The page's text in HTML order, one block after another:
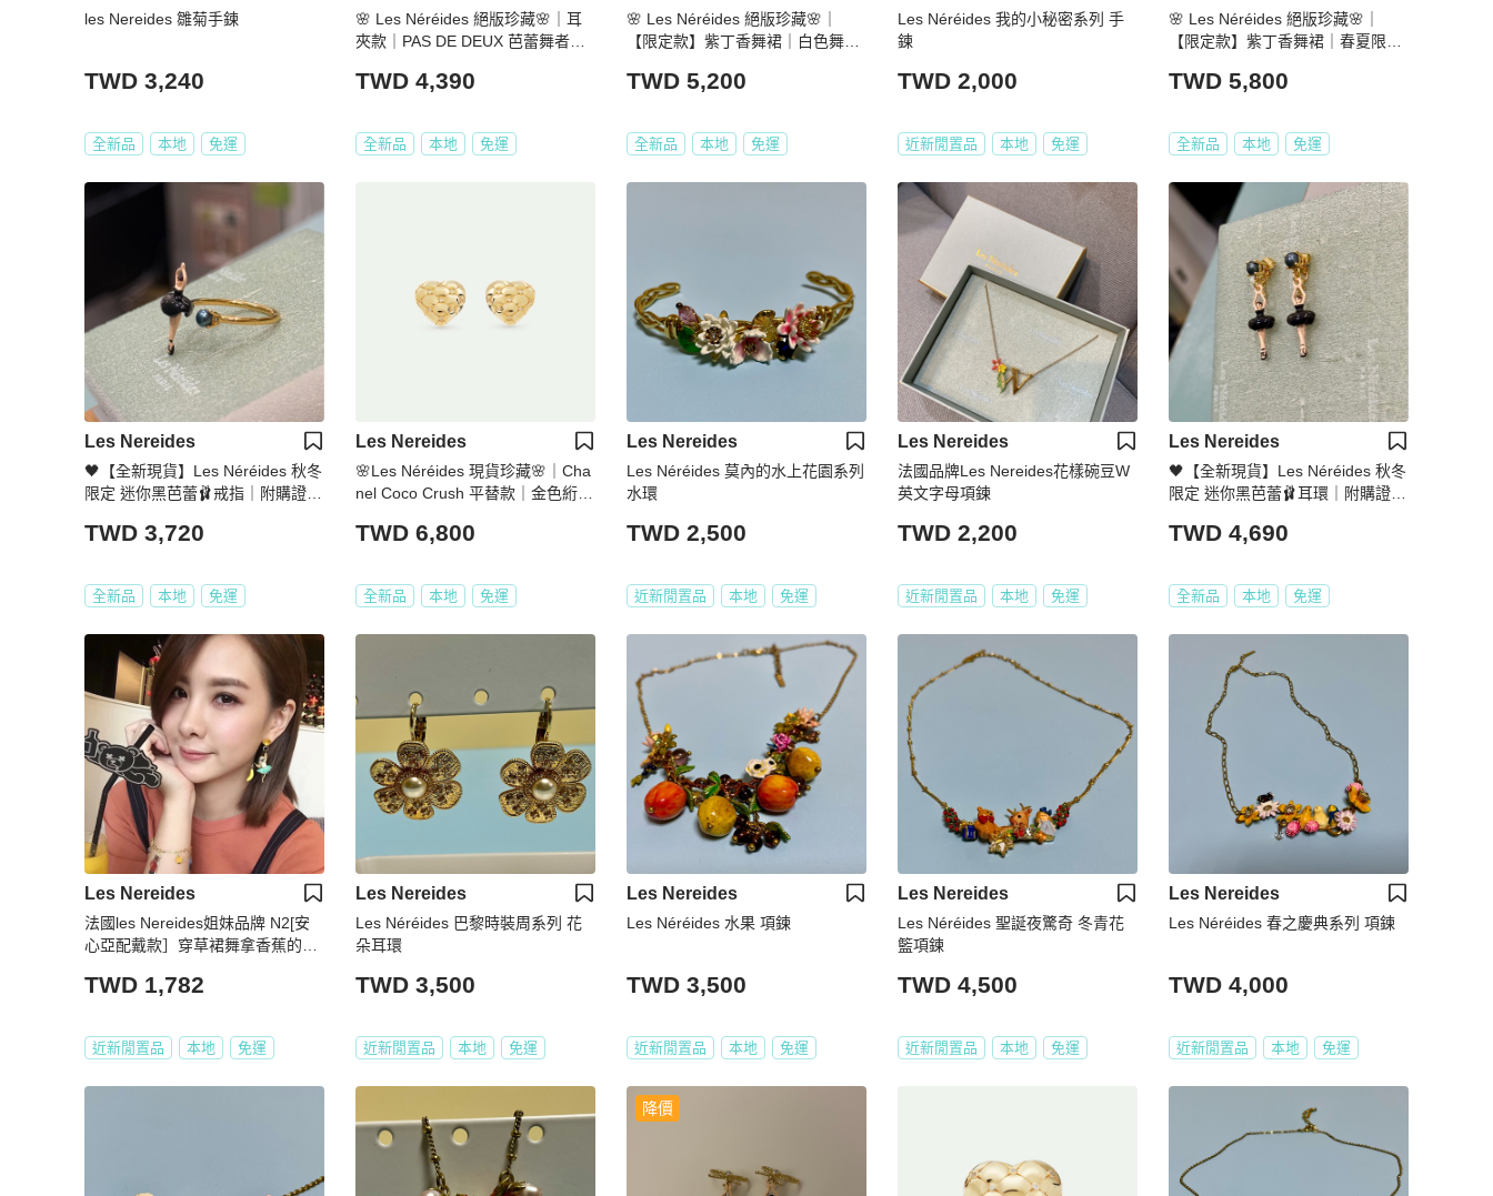
les Nereides 雛菊手鍊
TWD 3,240
全新品 本地 免運
🌸 Les Néréides 絕版珍藏🌸｜耳
夾款｜PAS DE DEUX 芭蕾舞者不
證明🌸
TWD 4,390
全新品 本地 免運
🌸 Les Néréides 絕版珍藏🌸｜
【限定款】紫丁香舞裙｜白色舞裙
附購買證明🌸
TWD 5,200
全新品 本地 免運
Les Néréides 我的小秘密系列 手
鍊
TWD 2,000
近新閒置品 本地 免運
🌸 Les Néréides 絕版珍藏🌸｜
【限定款】紫丁香舞裙｜春夏限定
🌸
TWD 5,800
全新品 本地 免運
Les Nereides
🖤【全新現貨】Les Néréides 秋冬
限定 迷你黑芭蕾🩰戒指｜附購證影
TWD 3,720
全新品 本地 免運
Les Nereides
🌸Les Néréides 現貨珍藏🌸｜Cha
nel Coco Crush 平替款｜金色絎縫
TWD 6,800
全新品 本地 免運
Les Nereides
Les Néréides 莫內的水上花園系列
水環
TWD 2,500
近新閒置品 本地 免運
Les Nereides
法國品牌Les Nereides花樣碗豆W
英文字母項鍊
TWD 2,200
近新閒置品 本地 免運
Les Nereides
🖤【全新現貨】Les Néréides 秋冬
限定 迷你黑芭蕾🩰耳環｜附購證影
TWD 4,690
全新品 本地 免運
Les Nereides
法國les Nereides姐妹品牌 N2[安
心亞配戴款］穿草裙舞拿香蕉的猴
TWD 1,782
近新閒置品 本地 免運
Les Nereides
Les Néréides 巴黎時裝周系列 花
朵耳環
TWD 3,500
近新閒置品 本地 免運
Les Nereides
Les Néréides 水果 項鍊
TWD 3,500
近新閒置品 本地 免運
Les Nereides
Les Néréides 聖誕夜驚奇 冬青花
籃項鍊
TWD 4,500
近新閒置品 本地 免運
Les Nereides
Les Néréides 春之慶典系列 項鍊
TWD 4,000
近新閒置品 本地 免運
降價